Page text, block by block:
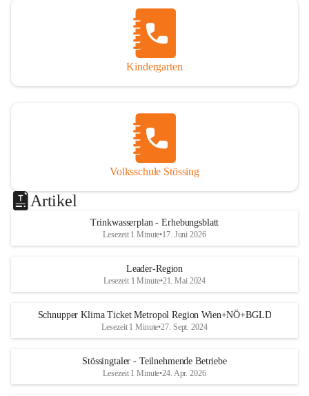
Kindergarten
Volksschule Stössing
Artikel
Trinkwasserplan - Erhebungsblatt
Lesezeit 1 Minute•17. Juni 2026
Leader-Region
Lesezeit 1 Minute•21. Mai 2024
Schnupper Klima Ticket Metropol Region Wien+NÖ+BGLD
Lesezeit 1 Minute•27. Sept. 2024
Stössingtaler - Teilnehmende Betriebe
Lesezeit 1 Minute•24. Apr. 2026